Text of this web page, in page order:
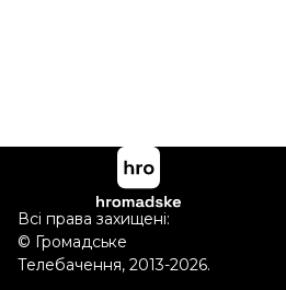
Всі права захищені:
© Громадське
Телебачення, 2013-2026.